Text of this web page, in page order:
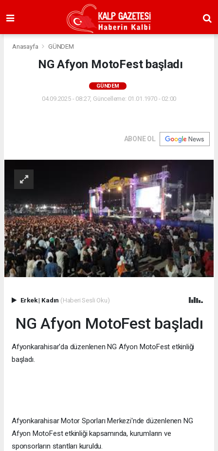
Anasayfa GÜNDEM
NG Afyon MotoFest başladı
GÜNDEM
04.09.2025 - 08:27, Güncelleme: 01.01.1970 - 02:00
ABONE OL
Erkek| Kadın (Haberi Sesli Oku)
NG Afyon MotoFest başladı
Afyonkarahisar'da düzenlenen NG Afyon MotoFest etkinliği
başladı.
Afyonkarahisar Motor Sporları Merkezi'nde düzenlenen NG
Afyon MotoFest etkinliği kapsamında, kurumların ve
sponsorların stantları kuruldu.